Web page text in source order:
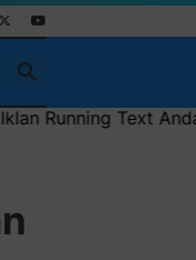
di sini atau